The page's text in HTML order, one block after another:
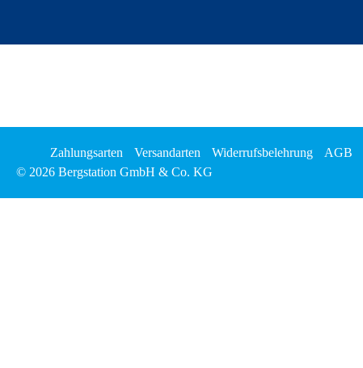
Zahlungsarten Versandarten Widerrufsbelehrung AGB
© 2026 Bergstation GmbH & Co. KG